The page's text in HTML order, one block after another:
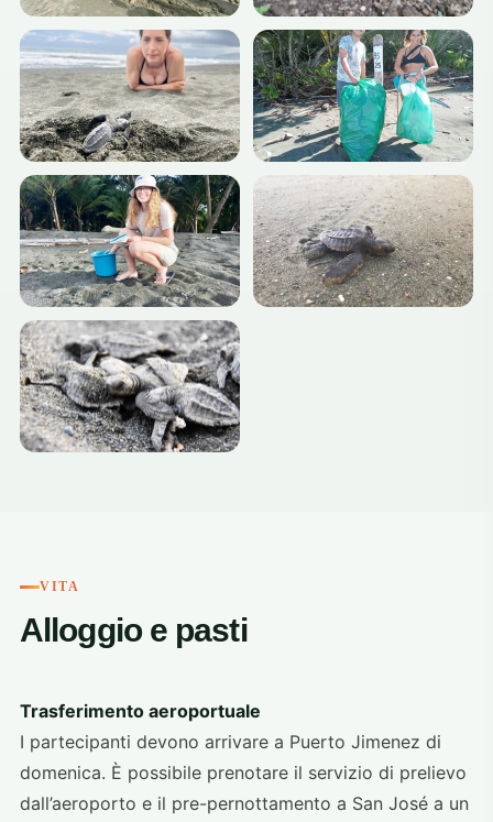
VITA
Alloggio e pasti
Trasferimento aeroportuale
I partecipanti devono arrivare a Puerto Jimenez di
domenica. È possibile prenotare il servizio di prelievo
dall’aeroporto e il pre-pernottamento a San José a un